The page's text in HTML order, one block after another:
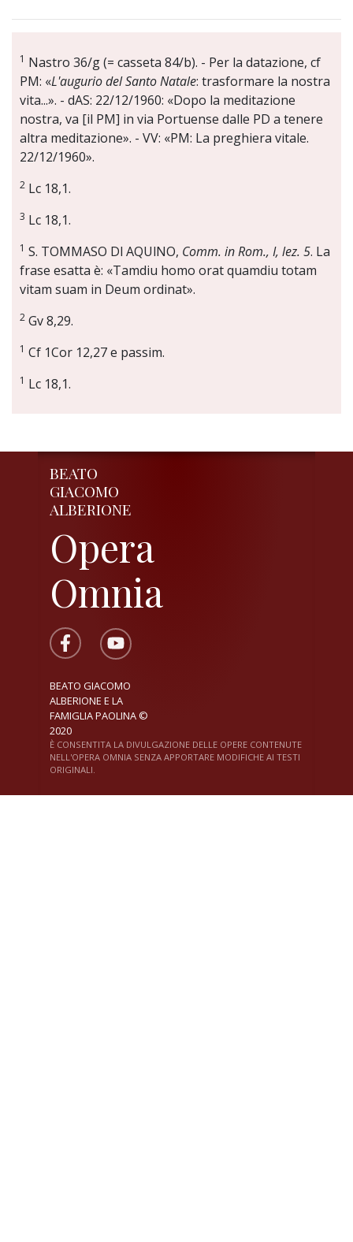
1 Nastro 36/g (= casseta 84/b). - Per la datazione, cf
PM: «L'augurio del Santo Natale: trasformare la nostra
vita...». - dAS: 22/12/1960: «Dopo la meditazione
nostra, va [il PM] in via Portuense dalle PD a tenere
altra meditazione». - VV: «PM: La preghiera vitale.
22/12/1960».
2 Lc 18,1.
3 Lc 18,1.
1 S. TOMMASO Dl AQUlNO, Comm. in Rom., I, lez. 5. La
frase esatta è: «Tamdiu homo orat quamdiu totam
vitam suam in Deum ordinat».
2 Gv 8,29.
1 Cf 1Cor 12,27 e passim.
1 Lc 18,1.
BEATO
GIACOMO
ALBERIONE
Opera
Omnia
BEATO GIACOMO
ALBERIONE E LA
FAMIGLIA PAOLINA ©
2020
È CONSENTITA LA DIVULGAZIONE DELLE OPERE CONTENUTE
NELL'OPERA OMNIA SENZA APPORTARE MODIFICHE AI TESTI
ORIGINALI.